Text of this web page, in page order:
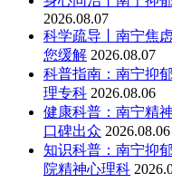
2026.08.07
科学疏导丨南宁焦
您缓解 2026.08.07
科普指南：南宁抑
理专科 2026.08.06
健康科普：南宁精
口碑出众 2026.08.06
知识科普：南宁抑
院精神心理科